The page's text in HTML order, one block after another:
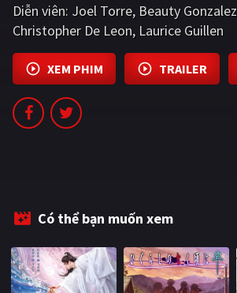
Ấn Độ Việt Nam
CẬP NHẬT
PHIM MỚI
PHIM CHIẾU RẠP
TUYỂN TẬP PHIM
BLOG
Diễn viên: Joel Torre Beauty Gonzalez
Christopher De Leon Laurice Guillen
XEM PHIM TRAILER
Có thể bạn muốn xem